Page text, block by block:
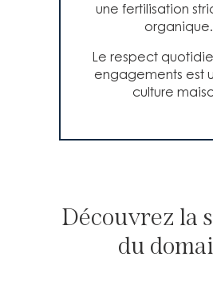
une fertilisation
organique.
Le respect
engagements est
culture
Découvrez la
du